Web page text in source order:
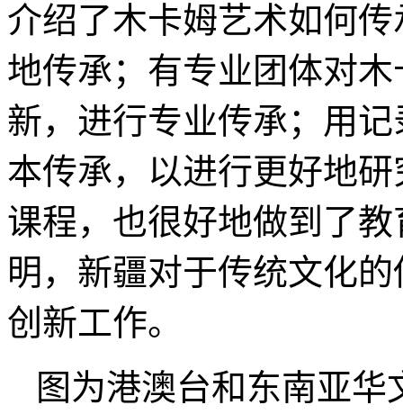
介绍了木卡姆艺术如何
地传承；有专业团体对
新，进行专业传承；用
本传承，以进行更好地
课程，也很好地做到了
明，新疆对于传统文化
创新工作。
图为港澳台和东南亚